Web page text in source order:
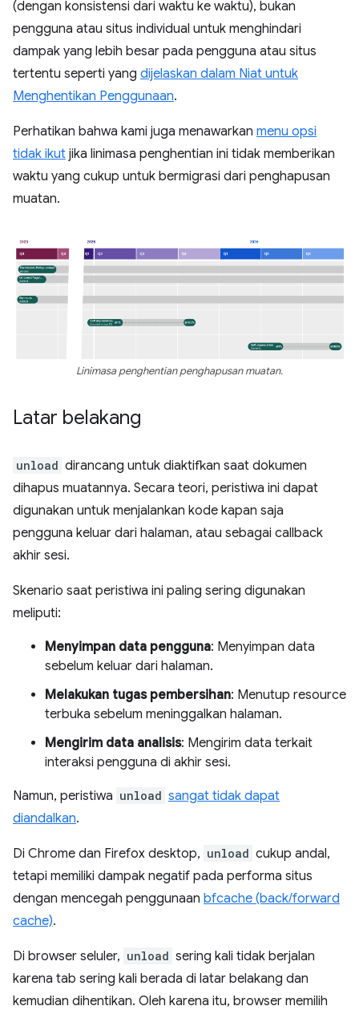
(dengan konsistensi dari waktu ke waktu), bukan
pengguna atau situs individual untuk menghindari
dampak yang lebih besar pada pengguna atau situs
tertentu seperti yang dijelaskan dalam Niat untuk
Menghentikan Penggunaan.
Perhatikan bahwa kami juga menawarkan menu opsi
tidak ikut jika linimasa penghentian ini tidak memberikan
waktu yang cukup untuk bermigrasi dari penghapusan
muatan.
Linimasa penghentian penghapusan muatan.
Latar belakang
unload dirancang untuk diaktifkan saat dokumen
dihapus muatannya. Secara teori, peristiwa ini dapat
digunakan untuk menjalankan kode kapan saja
pengguna keluar dari halaman, atau sebagai callback
akhir sesi.
Skenario saat peristiwa ini paling sering digunakan
meliputi:
Menyimpan data pengguna: Menyimpan data
sebelum keluar dari halaman.
Melakukan tugas pembersihan: Menutup resource
terbuka sebelum meninggalkan halaman.
Mengirim data analisis: Mengirim data terkait
interaksi pengguna di akhir sesi.
Namun, peristiwa unload sangat tidak dapat
diandalkan.
Di Chrome dan Firefox desktop, unload cukup andal,
tetapi memiliki dampak negatif pada performa situs
dengan mencegah penggunaan bfcache (back/forward
cache).
Di browser seluler, unload sering kali tidak berjalan
karena tab sering kali berada di latar belakang dan
kemudian dihentikan. Oleh karena itu, browser memilih